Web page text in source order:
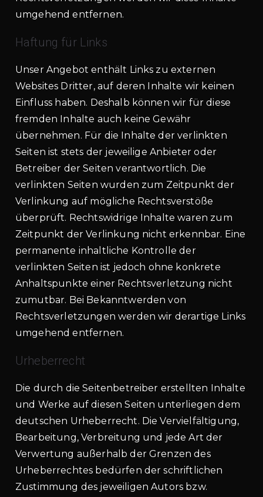
umgehend entfernen.
Haftung für Links
Unser Angebot enthält Links zu externen
Websites Dritter, auf deren Inhalte wir keinen
Einfluss haben. Deshalb können wir für diese
fremden Inhalte auch keine Gewähr
übernehmen. Für die Inhalte der verlinkten
Seiten ist stets der jeweilige Anbieter oder
Betreiber der Seiten verantwortlich. Die
verlinkten Seiten wurden zum Zeitpunkt der
Verlinkung auf mögliche Rechtsverstöße
überprüft. Rechtswidrige Inhalte waren zum
Zeitpunkt der Verlinkung nicht erkennbar. Eine
permanente inhaltliche Kontrolle der
verlinkten Seiten ist jedoch ohne konkrete
Anhaltspunkte einer Rechtsverletzung nicht
zumutbar. Bei Bekanntwerden von
Rechtsverletzungen werden wir derartige Links
umgehend entfernen.
Urheberrecht
Die durch die Seitenbetreiber erstellten Inhalte
und Werke auf diesen Seiten unterliegen dem
deutschen Urheberrecht. Die Vervielfältigung,
Bearbeitung, Verbreitung und jede Art der
Verwertung außerhalb der Grenzen des
Urheberrechtes bedürfen der schriftlichen
Zustimmung des jeweiligen Autors bzw.